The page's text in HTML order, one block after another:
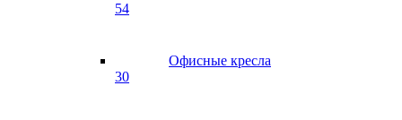
54
Офисные кресла
30